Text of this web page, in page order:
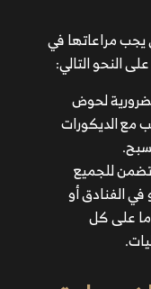
للجميع السلامة
أو النوادي، كما
التي تعطي
مراعاتها في
النحو التالي:
لحوض
مع الديكورات
تضمن للجميع
الفنادق أو
على كل